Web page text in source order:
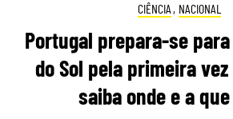
CIÊNCIA , NACIONAL
Portugal prepara-se
do Sol pela primeira vez
saiba onde e a